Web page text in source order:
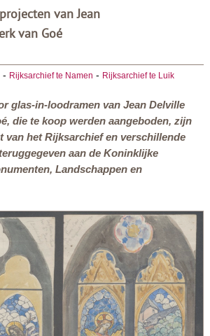
van Jean
van Goé
- Rijksarchief te Namen - Rijksarchief te Luik
glas-in-loodramen van Jean Delville
die te koop werden aangeboden, zijn
van het Rijksarchief en verschillende
aan de Koninklijke
Landschappen en